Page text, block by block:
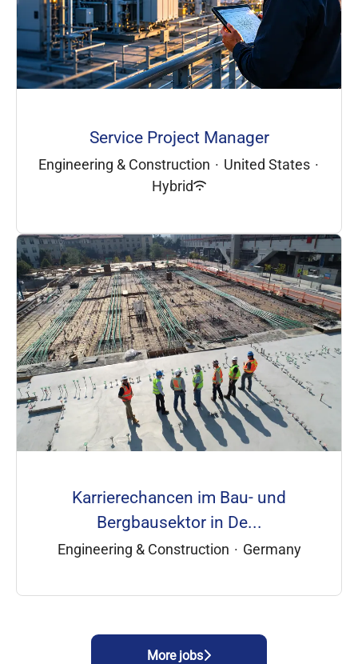
Service Project Manager
Engineering & Construction · United States ·
Hybrid
Karrierechancen im Bau- und
Bergbausektor in De...
Engineering & Construction · Germany
More jobs